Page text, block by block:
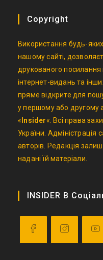
Copyright
Використання будь-
нашому сайті,
друкованого посилання
інтернет-видань та
пряме відкрите для
у першому або другому
« Insider«. Всі права
України.
авторів. Редакція
надані їй матеріали.
INSIDER В